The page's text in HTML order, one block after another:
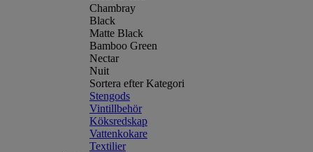
Chambray
Black
Matte Black
Bamboo Green
Nectar
Nuit
Sortera efter Kategori
Stengods
Vintillbehör
Köksredskap
Vattenkokare
Textilier